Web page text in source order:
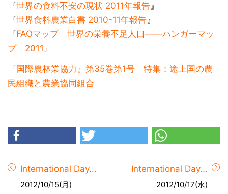
『世界の食料不安の現状 2011年報告』
『世界食料農業白書 2010-11年報告』
『FAOマップ「世界の栄養不足人口――ハンガーマッ
プ 2011 』
『国際農林業協力』第35巻第1号 特集：途上国の農
民組織と農業協同組合
International Day...
2012/10/15(月)
International Day...
2012/10/17(水)